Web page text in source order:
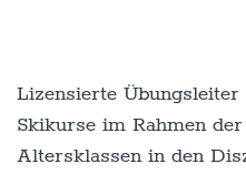
Lizensierte
Skikurse im Rahmen
Altersklassen in den